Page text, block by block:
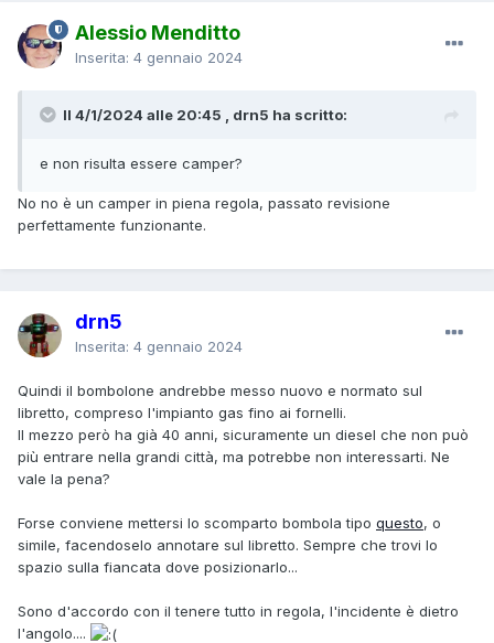
Alessio Menditto
Inserita: 4 gennaio 2024
Il 4/1/2024 alle 20:45 , drn5 ha scritto:
e non risulta essere camper?
No no è un camper in piena regola, passato revisione
perfettamente funzionante.
drn5
Inserita: 4 gennaio 2024
Quindi il bombolone andrebbe messo nuovo e normato sul
libretto, compreso l'impianto gas fino ai fornelli.
Il mezzo però ha già 40 anni, sicuramente un diesel che non può
più entrare nella grandi città, ma potrebbe non interessarti. Ne
vale la pena?
Forse conviene mettersi lo scomparto bombola tipo questo, o
simile, facendoselo annotare sul libretto. Sempre che trovi lo
spazio sulla fiancata dove posizionarlo...
Sono d'accordo con il tenere tutto in regola, l'incidente è dietro
l'angolo....